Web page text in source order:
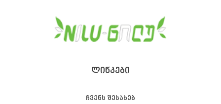
ᲚᲘᲜᲙᲔᲑᲘ
ჩვენს შესახებ